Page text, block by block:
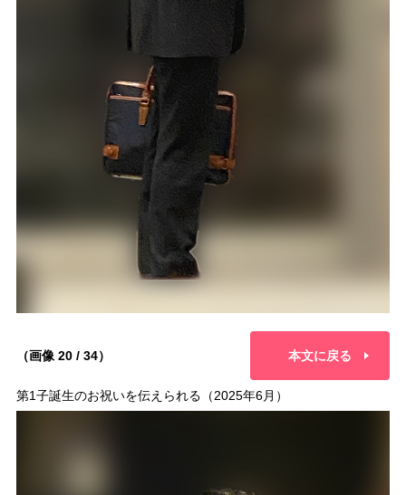
（画像 20 / 34） 本文に戻る
第1子誕生のお祝いを伝えられる（2025年6月）